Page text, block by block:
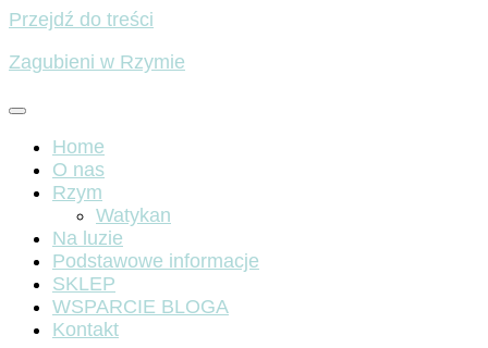
Przejdź do treści
Zagubieni w Rzymie
Home
O nas
Rzym
Watykan
Na luzie
Podstawowe informacje
SKLEP
WSPARCIE BLOGA
Kontakt